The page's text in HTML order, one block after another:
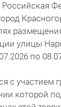
улицы
по
с участием
которой